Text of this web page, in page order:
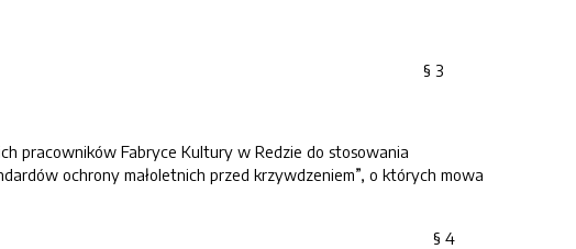
§ 3
pracowników Fabryce Kultury w Redzie do stosowania
ochrony małoletnich przed krzywdzeniem”, o których mowa
§ 4